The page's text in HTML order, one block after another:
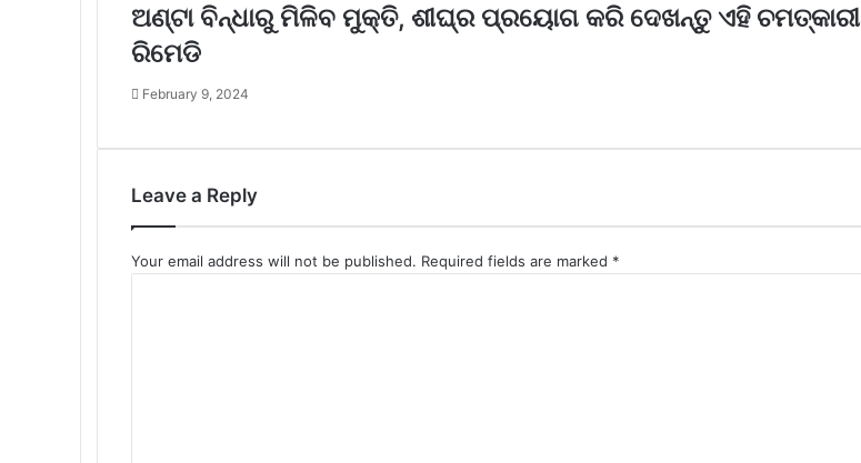
ଅଣ୍ଟା ବିନ୍ଧାରୁ ମିଳିବ ମୁକ୍ତି, ଶୀଘ୍ର ପ୍ରୟୋଗ କରି ଦେଖନ୍ତୁ ଏହି ଚମତ୍କାରୀ
ରିମେଡି
February 9, 2024
Leave a Reply
Your email address will not be published. Required fields are marked *